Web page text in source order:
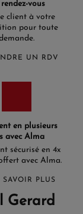
vous
client à votre
pour toute
UN RDV
en plusieurs
avec Alma
sécurisé en 4x
avec Alma.
SAVOIR PLUS
Gerard